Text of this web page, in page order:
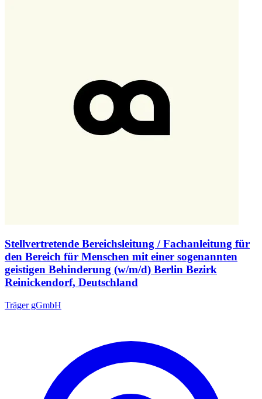
Stellvertretende Bereichsleitung / Fachanleitung für
den Bereich für Menschen mit einer sogenannten
geistigen Behinderung (w/m/d) Berlin Bezirk
Reinickendorf, Deutschland
Träger gGmbH